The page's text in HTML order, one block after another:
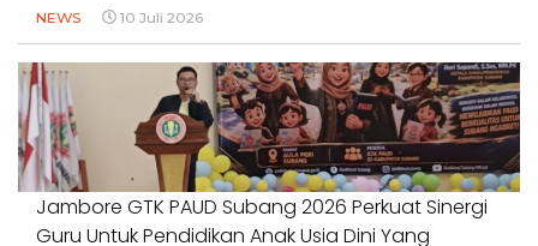
NEWS 10 Juli 2026
Jambore GTK PAUD Subang 2026 Perkuat Sinergi
Guru Untuk Pendidikan Anak Usia Dini Yang